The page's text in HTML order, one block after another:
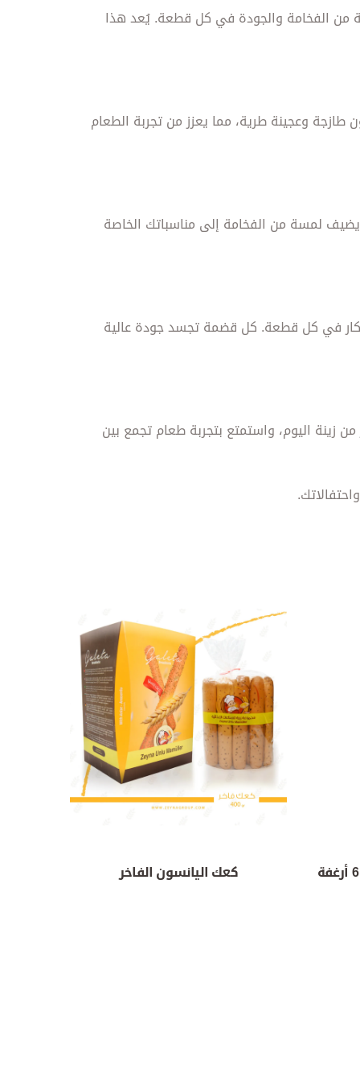
الطرية، مع لمسة من الفخامة والجودة في كل قطعة. يُعد هذا
وعجينة طرية، مما يعزز من تجربة الطعام
يضيف لمسة من الفخامة إلى مناسباتك الخاصة
في كل قطعة. كل قضمة تجسد جودة عالية
اليوم، واستمتع بتجربة طعام تجمع بين
كعك اليانسون الفاخر